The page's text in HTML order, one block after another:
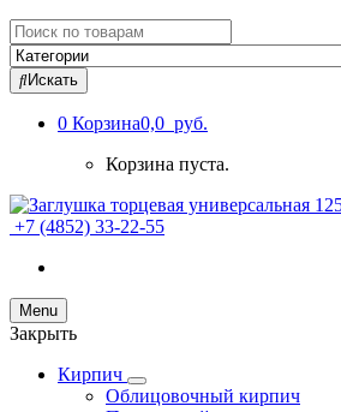
Search
for:
Искать
0 Корзина0,0 руб.
Корзина пуста.
+7 (4852) 33-22-55
Menu
Закрыть
Кирпич
Облицовочный кирпич